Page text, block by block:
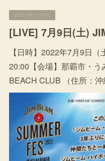
2022.06.23 05:51
【日時】2022年7月9日
20:00【会場】那覇市・
BEACH CLUB （住所：